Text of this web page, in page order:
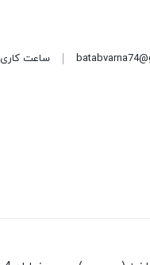
ساعت کاری: 9 صبح الی 9 شب هر